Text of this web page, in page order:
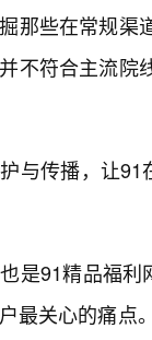
那些在常规
不符合主流院
与传播，让91
是91精品福利
最关心的痛点